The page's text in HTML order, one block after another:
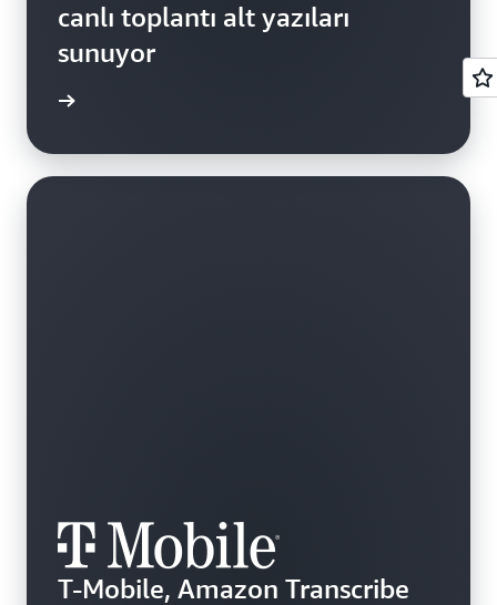
canlı toplantı alt yazıları
sunuyor
T-Mobile, Amazon Transcribe